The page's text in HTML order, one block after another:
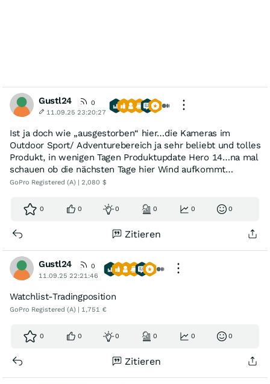
Gustl24
0
11.09.25 23:20:27
Ist ja doch wie „ausgestorben“ hier…die Kameras im
Outdoor Sport/ Adventurebereich ja sehr beliebt und tolles
Produkt, in wenigen Tagen Produktupdate Hero 14…na mal
schauen ob die nächsten Tage hier Wind aufkommt…
GoPro Registered (A) | 2,080 $
0 0 0 0 0 0
Zitieren
Gustl24
0
11.09.25 22:21:46
Watchlist-Tradingposition
GoPro Registered (A) | 1,751 €
0 0 0 0 0 0
Zitieren